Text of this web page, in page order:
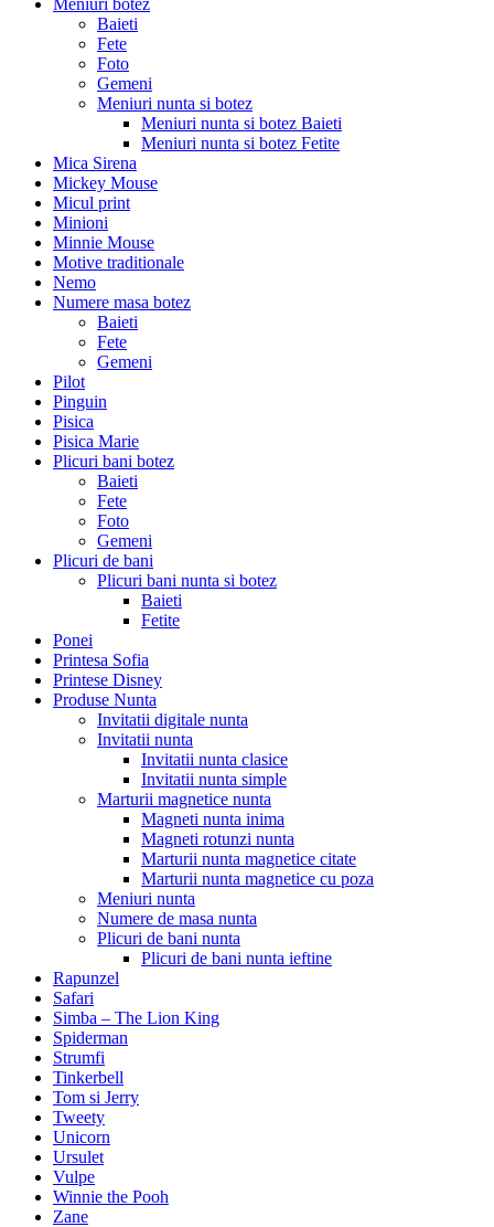
Baieti
Fete
Foto
Gemeni
Meniuri nunta si botez
Meniuri nunta si botez Baieti
Meniuri nunta si botez Fetite
Mica Sirena
Mickey Mouse
Micul print
Minioni
Minnie Mouse
Motive traditionale
Nemo
Numere masa botez
Baieti
Fete
Gemeni
Pilot
Pinguin
Pisica
Pisica Marie
Plicuri bani botez
Baieti
Fete
Foto
Gemeni
Plicuri de bani
Plicuri bani nunta si botez
Baieti
Fetite
Ponei
Printesa Sofia
Printese Disney
Produse Nunta
Invitatii digitale nunta
Invitatii nunta
Invitatii nunta clasice
Invitatii nunta simple
Marturii magnetice nunta
Magneti nunta inima
Magneti rotunzi nunta
Marturii nunta magnetice citate
Marturii nunta magnetice cu poza
Meniuri nunta
Numere de masa nunta
Plicuri de bani nunta
Plicuri de bani nunta ieftine
Rapunzel
Safari
Simba – The Lion King
Spiderman
Strumfi
Tinkerbell
Tom si Jerry
Tweety
Unicorn
Ursulet
Vulpe
Winnie the Pooh
Zane